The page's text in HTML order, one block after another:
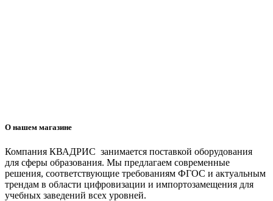
О нашем магазине
Компания КВАДРИС занимается поставкой оборудования
для сферы образования. Мы предлагаем современные
решения, соответствующие требованиям ФГОС и актуальным
трендам в области цифровизации и импортозамещения для
учебных заведений всех уровней.